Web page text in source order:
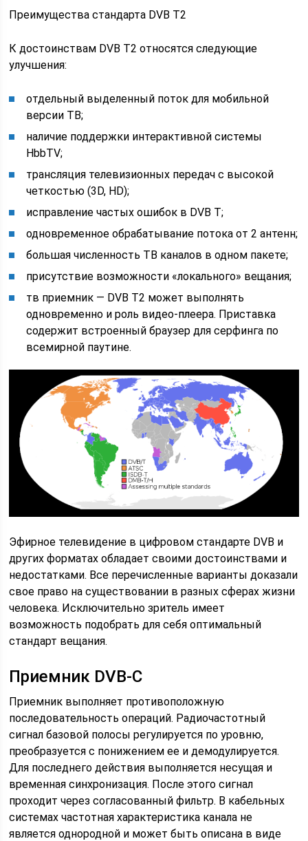
Преимущества стандарта DVB T2
К достоинствам DVB T2 относятся следующие
улучшения:
отдельный выделенный поток для мобильной
версии ТВ;
наличие поддержки интерактивной системы
HbbTV;
трансляция телевизионных передач с высокой
четкостью (3D, HD);
исправление частых ошибок в DVB T;
одновременное обрабатывание потока от 2 антенн;
большая численность ТВ каналов в одном пакете;
присутствие возможности «локального» вещания;
тв приемник — DVB T2 может выполнять
одновременно и роль видео-плеера. Приставка
содержит встроенный браузер для серфинга по
всемирной паутине.
Эфирное телевидение в цифровом стандарте DVB и
других форматах обладает своими достоинствами и
недостатками. Все перечисленные варианты доказали
свое право на существовании в разных сферах жизни
человека. Исключительно зритель имеет
возможность подобрать для себя оптимальный
стандарт вещания.
Приемник DVB-C
Приемник выполняет противоположную
последовательность операций. Радиочастотный
сигнал базовой полосы регулируется по уровню,
преобразуется с понижением ее и демодулируется.
Для последнего действия выполняется несущая и
временная синхронизация. После этого сигнал
проходит через согласованный фильтр. В кабельных
системах частотная характеристика канала не
является однородной и может быть описана в виде